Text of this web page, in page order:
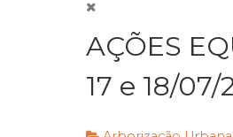
AÇÕES
17 e 18/07/